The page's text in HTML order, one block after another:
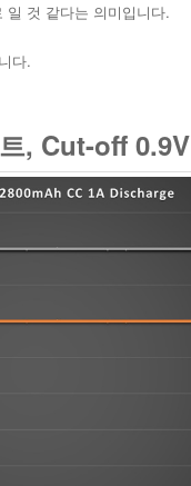
일 것 같다는 의미입니다.
다.
, Cut-off 0.9V